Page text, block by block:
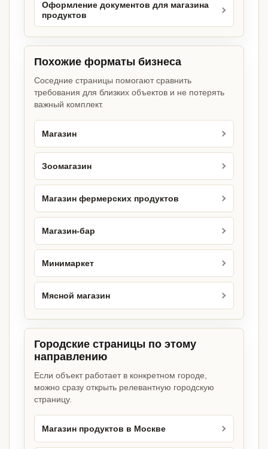
Оформление документов для магазина
продуктов
Похожие форматы бизнеса
Соседние страницы помогают сравнить
требования для близких объектов и не потерять
важный комплект.
Магазин
Зоомагазин
Магазин фермерских продуктов
Магазин-бар
Минимаркет
Мясной магазин
Городские страницы по этому
направлению
Если объект работает в конкретном городе,
можно сразу открыть релевантную городскую
страницу.
Магазин продуктов в Москве